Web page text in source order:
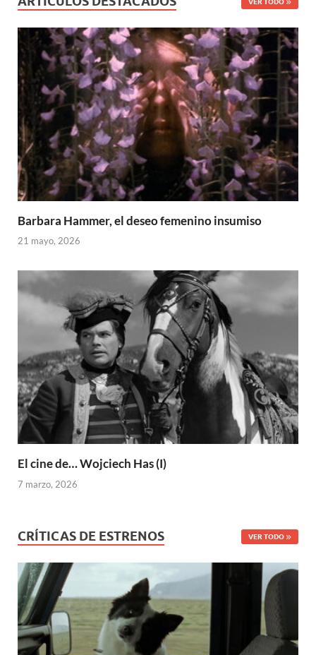
Barbara Hammer, el deseo femenino insumiso
21 mayo, 2026
El cine de… Wojciech Has (I)
7 marzo, 2026
CRÍTICAS DE ESTRENOS VER TODO